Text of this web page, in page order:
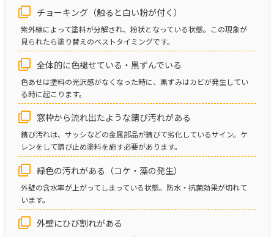
チョーキング（触ると白い粉が付く）
紫外線によって塗料が分解され、粉状となっている状態。この現象が
見られたら塗り替えのベストタイミングです。
全体的に色褪せている・黒ずんでいる
色あせは塗料の光沢感がなくなった時に、黒ずみはカビが発生してい
る時に起こります。
窓枠から流れ出たような錆び汚れがある
錆び汚れは、サッシなどの金属部品が錆びて劣化しているサイン。ケ
レンをして錆び止め塗料を施す必要があります。
緑色の汚れがある（コケ・藻の発生）
外壁の含水率が上がってしまっている状態。防水・抗菌効果が切れて
います。
外壁にひび割れがある